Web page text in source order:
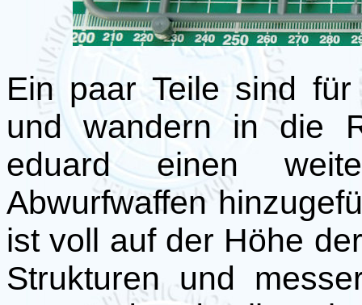
Ein paar Teile sind
und wandern in die
eduard einen
Abwurfwaffen
ist voll auf der Höhe
Strukturen und